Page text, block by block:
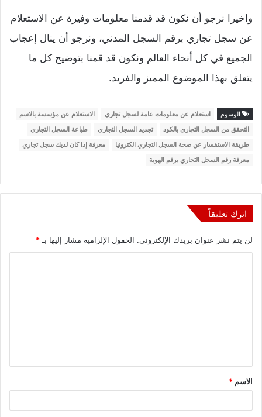
واخيرا نرجو أن نكون قد قدمنا معلومات وفيرة عن الاستعلام
عن سجل تجاري برقم السجل المدني، ونرجو أن ينال إعجاب
الجميع في كل أنحاء العالم ونكون قد قمنا بتوضيح كل ما
يتعلق بهذا الموضوع المميز والفريد.
الوسوم استعلام عن معلومات عامة لسجل تجاري
الاستعلام عن مؤسسة بالاسم
التحقق من السجل التجاري بالكود
تجديد السجل التجاري
طباعة السجل التجاري
طريقة الاستفسار عن صحة السجل التجاري الكترونيا
معرفة إذا كان لديك سجل تجاري
معرفة رقم السجل التجاري برقم الهوية
اترك تعليقاً
لن يتم نشر عنوان بريدك الإلكتروني. الحقول الإلزامية مشار إليها بـ*
ق
*
الاسم *